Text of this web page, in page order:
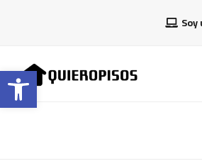
Abrir barra de herramientas